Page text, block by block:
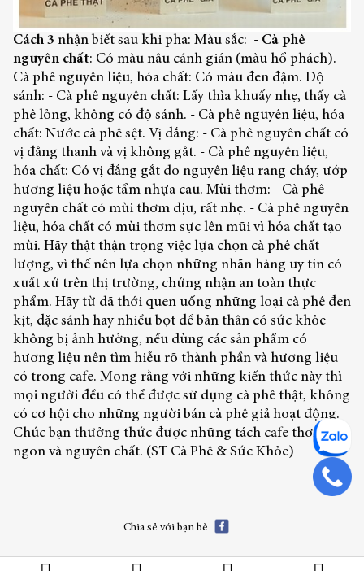
Cách 3 nhận biết sau khi pha: Màu sắc: - Cà phê
nguyên chất: Có màu nâu cánh gián (màu hổ phách). -
Cà phê nguyên liệu, hóa chất: Có màu đen đậm. Độ
sánh: - Cà phê nguyên chất: Lấy thìa khuấy nhẹ, thấy cà
phê lỏng, không có độ sánh. - Cà phê nguyên liệu, hóa
chất: Nước cà phê sệt. Vị đắng: - Cà phê nguyên chất có
vị đắng thanh và vị không gắt. - Cà phê nguyên liệu,
hóa chất: Có vị đắng gắt do nguyên liệu rang cháy, ướp
hương liệu hoặc tẩm nhựa cau. Mùi thơm: - Cà phê
nguyên chất có mùi thơm dịu, rất nhẹ. - Cà phê nguyên
liệu, hóa chất có mùi thơm sực lên mũi vì hóa chất tạo
mùi. Hãy thật thận trọng việc lựa chọn cà phê chất
lượng, vì thế nên lựa chọn những nhãn hàng uy tín có
xuất xứ trên thị trường, chứng nhận an toàn thực
phẩm. Hãy từ dã thới quen uống những loại cà phê đen
kịt, đặc sánh hay nhiều bọt để bản thân có sức khỏe
không bị ảnh hưởng, nếu dùng các sản phẩm có
hương liệu nên tìm hiễu rõ thành phần và hương liệu
có trong cafe. Mong rằng với những kiến thức này thì
mọi người đều có thể được sử dụng cà phê thật, không
có cơ hội cho những người bán cà phê giả hoạt động.
Chúc bạn thưởng thức được những tách cafe thơm
ngon và nguyên chất. (ST Cà Phê & Sức Khỏe)
Chia sẻ với bạn bè